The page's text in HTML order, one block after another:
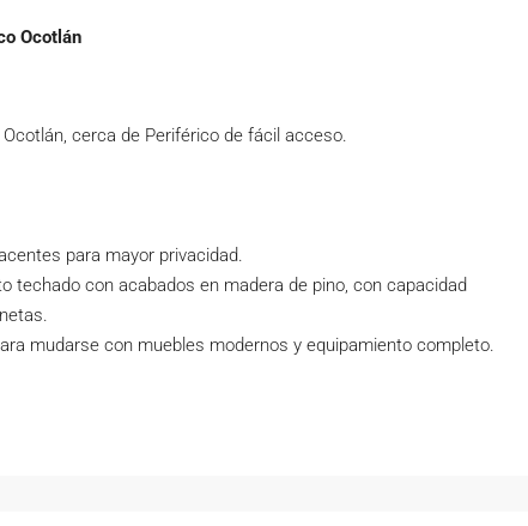
Ocotlán
cerca de Periférico de fácil acceso.
para mayor privacidad.
techado con acabados en madera de pino, con capacidad
mudarse con muebles modernos y equipamiento completo.